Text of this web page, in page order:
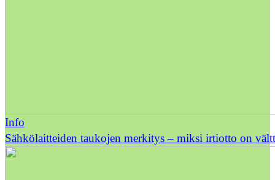
Info
Sähkölaitteiden taukojen merkitys – miksi irtiotto on